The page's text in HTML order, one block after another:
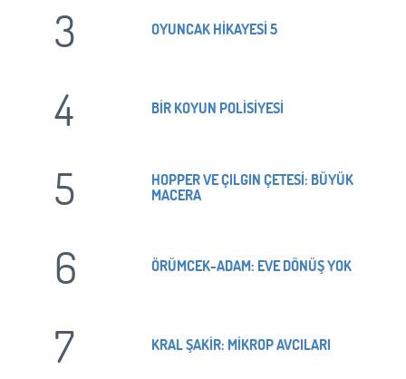
3 OYUNCAK HİKAYESİ 5
4 BİR KOYUN POLİSİYESİ
5
HOPPER VE ÇILGIN ÇETESİ: BÜYÜK
MACERA
6 ÖRÜMCEK-ADAM: EVE DÖNÜŞ YOK
7 KRAL ŞAKİR: MİKROP AVCILARI